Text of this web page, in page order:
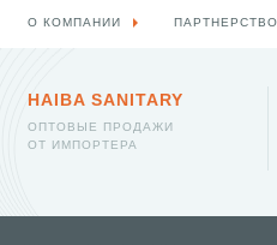
HAIBA SANITARY
ОПТОВЫЕ ПРОДАЖИ
ОТ ИМПОРТЕРА
О КОМПАНИИ ПАРТНЕРСТВО